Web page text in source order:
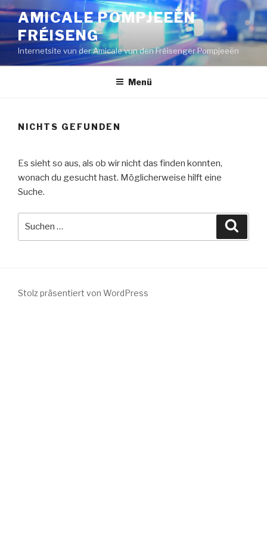
Zum
Inhalt
springen
AMICALE POMPJEEËN
FRÉISENG
Internetsite vun der Amicale vun den Fréisenger Pompjeeën
Menü
NICHTS GEFUNDEN
Es sieht so aus, als ob wir nicht das finden konnten,
wonach du gesucht hast. Möglicherweise hilft eine
Suche.
Stolz präsentiert von WordPress